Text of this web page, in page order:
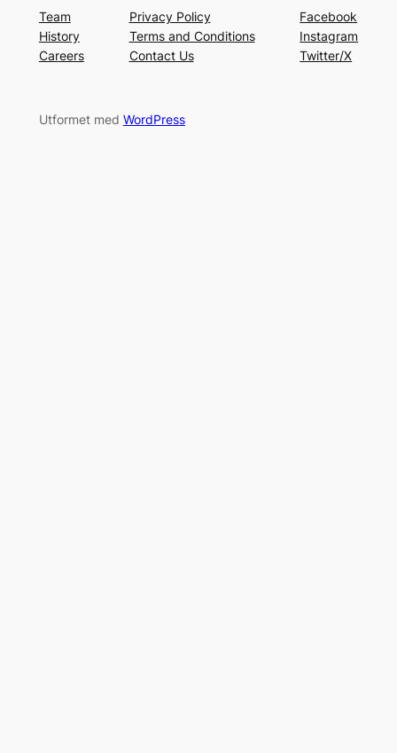
Team
History
Careers
Privacy Policy
Terms and Conditions
Contact Us
Facebook
Instagram
Twitter/X
Utformet med WordPress